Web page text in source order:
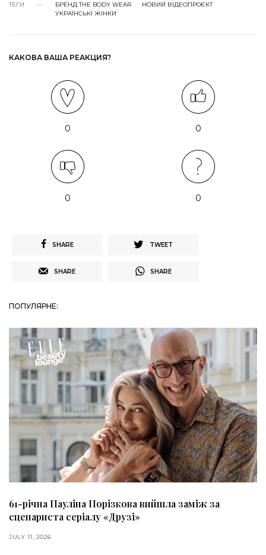
ТЕГИ БРЕНД THE BODY WEAR
НОВИЙ ВІДЕОПРОЄКТ
УКРАЇНСЬКІ ЖІНКИ
КАКОВА ВАША РЕАКЦИЯ?
0 0
0 0
SHARE TWEET
SHARE SHARE
ПОПУЛЯРНЕ:
61-річна Пауліна Порізкова вийшла заміж за
сценариста серіалу «Друзі»
JULY 11, 2026